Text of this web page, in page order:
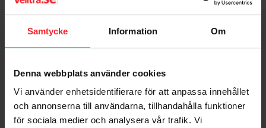
Samtycke Information Om
Denna webbplats använder cookies
Vi använder enhetsidentifierare för att anpassa innehållet
och annonserna till användarna, tillhandahålla funktioner
för sociala medier och analysera vår trafik. Vi
Bedømmelser
Dig